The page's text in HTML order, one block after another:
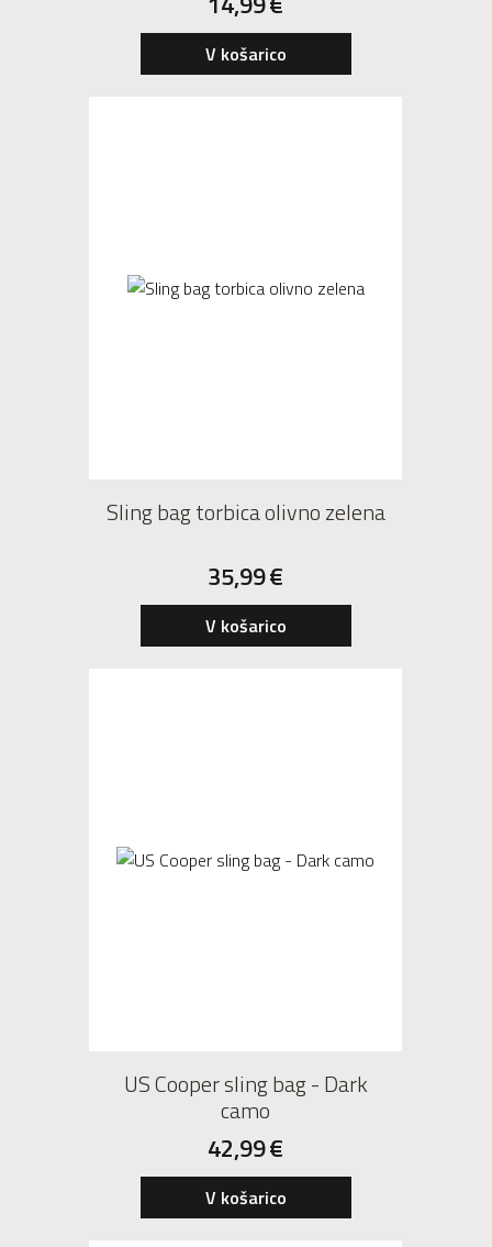
V košarico
Sling bag torbica olivno zelena
35,99€
V košarico
US Cooper sling bag - Dark
camo
42,99€
V košarico